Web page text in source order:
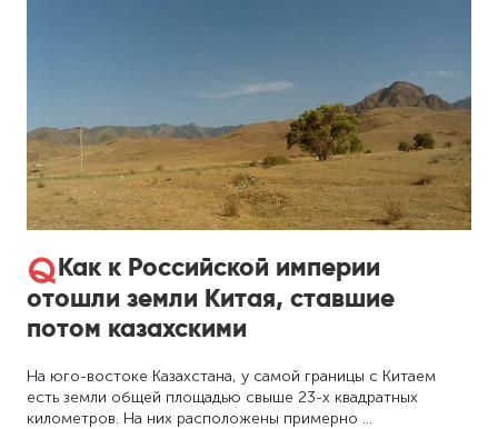
Как к Российской империи
отошли земли Китая, ставшие
потом казахскими
На юго-востоке Казахстана, у самой границы с Китаем
есть земли общей площадью свыше 23-х квадратных
километров. На них расположены примерно …